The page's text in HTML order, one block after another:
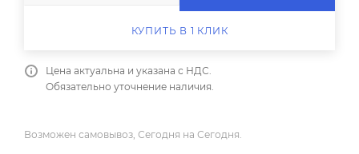
КУПИТЬ В 1 КЛИК
Цена актуальна и указана с НДС.
Обязательно уточнение наличия.
Возможен самовывоз, Сегодня на Сегодня.